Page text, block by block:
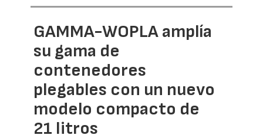
GAMMA-WOPLA amplía
su gama de
contenedores
plegables con un nuevo
modelo compacto de
21 litros